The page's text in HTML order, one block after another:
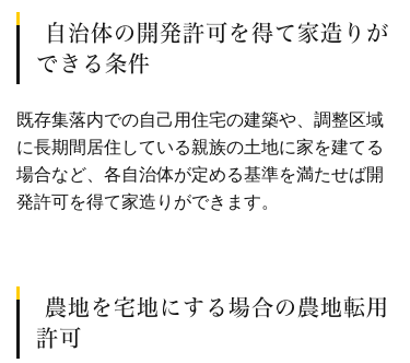
自治体の開発許可を得て家造りが
できる条件
既存集落内での自己用住宅の建築や、調整区域
に長期間居住している親族の土地に家を建てる
場合など、各自治体が定める基準を満たせば開
発許可を得て家造りができます。
農地を宅地にする場合の農地転用
許可